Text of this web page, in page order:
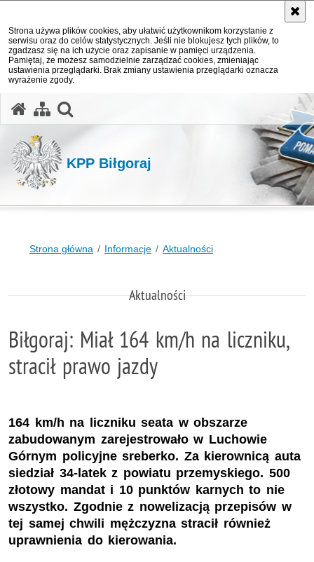
Strona używa plików cookies, aby ułatwić użytkownikom korzystanie z
serwisu oraz do celów statystycznych. Jeśli nie blokujesz tych plików, to
zgadzasz się na ich użycie oraz zapisanie w pamięci urządzenia.
Pamiętaj, że możesz samodzielnie zarządzać cookies, zmieniając
ustawienia przeglądarki. Brak zmiany ustawienia przeglądarki oznacza
wyrażenie zgody.
KPP Biłgoraj
Strona główna Informacje Aktualności
Aktualności
Biłgoraj: Miał 164 km/h na liczniku,
stracił prawo jazdy
164 km/h na liczniku seata w obszarze
zabudowanym zarejestrowało w Luchowie
Górnym policyjne sreberko. Za kierownicą auta
siedział 34-latek z powiatu przemyskiego. 500
złotowy mandat i 10 punktów karnych to nie
wszystko. Zgodnie z nowelizacją przepisów w
tej samej chwili mężczyzna stracił również
uprawnienia do kierowania.